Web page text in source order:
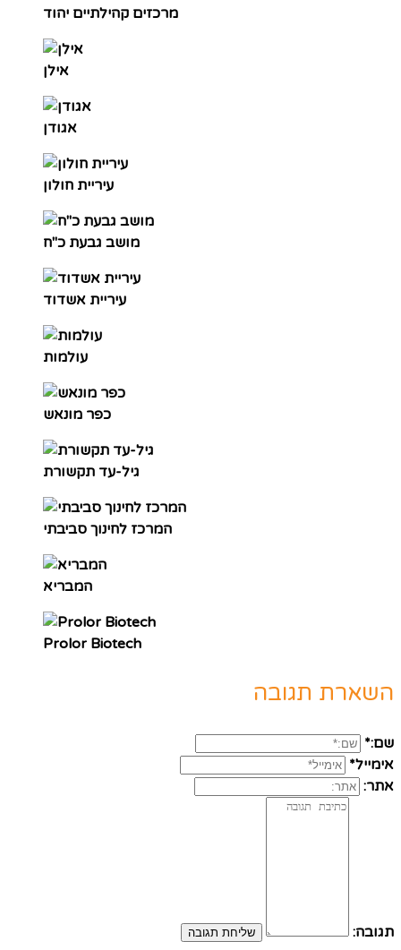
מרכזים קהילתיים יהוד
אילן
אגודן
עיריית חולון
מושב גבעת כ"ח
עיריית אשדוד
עולמות
כפר מונאש
גיל-עד תקשורת
המרכז לחינוך סביבתי
המבריא
Prolor Biotech
השארת תגובה
שם:*
אימייל*
אתר:
תגובה: